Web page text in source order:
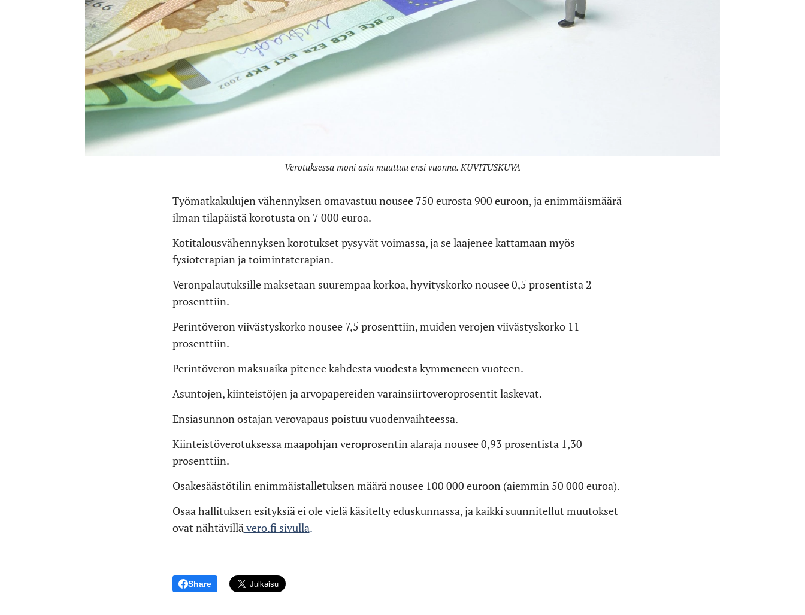
Verotuksessa moni asia muuttuu ensi vuonna. KUVITUSKUVA
Työmatkakulujen vähennyksen omavastuu nousee 750 eurosta 900 euroon, ja enimmäismäärä
ilman tilapäistä korotusta on 7 000 euroa.
Kotitalousvähennyksen korotukset pysyvät voimassa, ja se laajenee kattamaan myös
fysioterapian ja toimintaterapian.
Veronpalautuksille maksetaan suurempaa korkoa, hyvityskorko nousee 0,5 prosentista 2
prosenttiin.
Perintöveron viivästyskorko nousee 7,5 prosenttiin, muiden verojen viivästyskorko 11
prosenttiin.
Perintöveron maksuaika pitenee kahdesta vuodesta kymmeneen vuoteen.
Asuntojen, kiinteistöjen ja arvopapereiden varainsiirtoveroprosentit laskevat.
Ensiasunnon ostajan verovapaus poistuu vuodenvaihteessa.
Kiinteistöverotuksessa maapohjan veroprosentin alaraja nousee 0,93 prosentista 1,30
prosenttiin.
Osakesäästötilin enimmäistalletuksen määrä nousee 100 000 euroon (aiemmin 50 000 euroa).
Osaa hallituksen esityksiä ei ole vielä käsitelty eduskunnassa, ja kaikki suunnitellut muutokset
ovat nähtävillävero.fi sivulla.
Share